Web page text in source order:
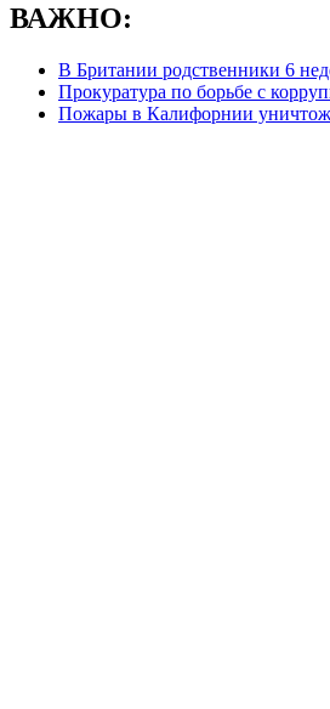
ВАЖНО:
В Британии родственники 6
Прокуратура по борьбе с
Пожары в Калифорнии